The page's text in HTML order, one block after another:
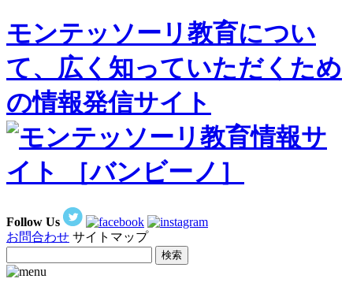
モンテッソーリ教育につい
て、広く知っていただくため
の情報発信サイト
Follow Us
お問合わせ サイトマップ